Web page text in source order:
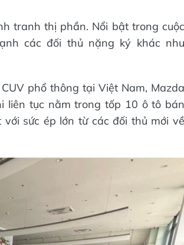
tranh thị phần. Nổi bật trong cuộc
các đối thủ nặng ký khác như
phổ thông tại Việt Nam, Mazda
liên tục nằm trong tốp 10 ô tô bán
sức ép lớn từ các đối thủ mới về